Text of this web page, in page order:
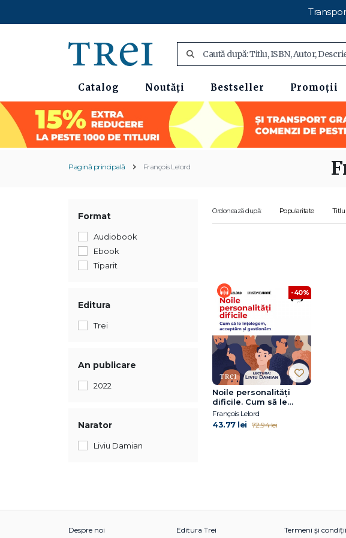
Catalog Noutăți Bestseller Promoții
Pagină principală François Lelord
Format
Audiobook
Ebook
Tiparit
Editura
Trei
An publicare
2022
Narator
Liviu Damian
Ordonează după: Popularitate Titlu
-40%
Noile personalități
dificile. Cum să le
înțelegem, acceptăm
și gestionăm
François Lelord
43.77 lei 72.94 lei
Despre noi Editura Trei Termeni și condiții